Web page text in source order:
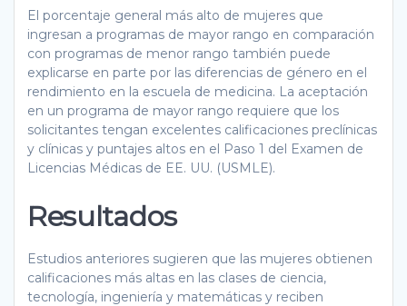
El porcentaje general más alto de mujeres que
ingresan a programas de mayor rango en comparación
con programas de menor rango también puede
explicarse en parte por las diferencias de género en el
rendimiento en la escuela de medicina. La aceptación
en un programa de mayor rango requiere que los
solicitantes tengan excelentes calificaciones preclínicas
y clínicas y puntajes altos en el Paso 1 del Examen de
Licencias Médicas de EE. UU. (USMLE).
Resultados
Estudios anteriores sugieren que las mujeres obtienen
calificaciones más altas en las clases de ciencia,
tecnología, ingeniería y matemáticas y reciben